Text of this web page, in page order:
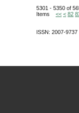
5301 - 5350 of
Items << < 82
ISSN: 2007-9737